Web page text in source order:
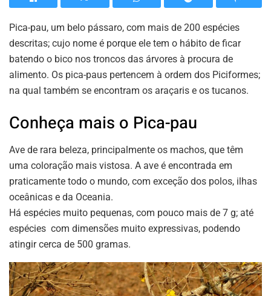
Pica-pau, um belo pássaro, com mais de 200 espécies
descritas; cujo nome é porque ele tem o hábito de ficar
batendo o bico nos troncos das árvores à procura de
alimento. Os pica-paus pertencem à ordem dos Piciformes;
na qual também se encontram os araçaris e os tucanos.
Conheça mais o Pica-pau
Ave de rara beleza, principalmente os machos, que têm
uma coloração mais vistosa. A ave é encontrada em
praticamente todo o mundo, com exceção dos polos, ilhas
oceânicas e da Oceania.
Há espécies muito pequenas, com pouco mais de 7 g; até
espécies com dimensões muito expressivas, podendo
atingir cerca de 500 gramas.